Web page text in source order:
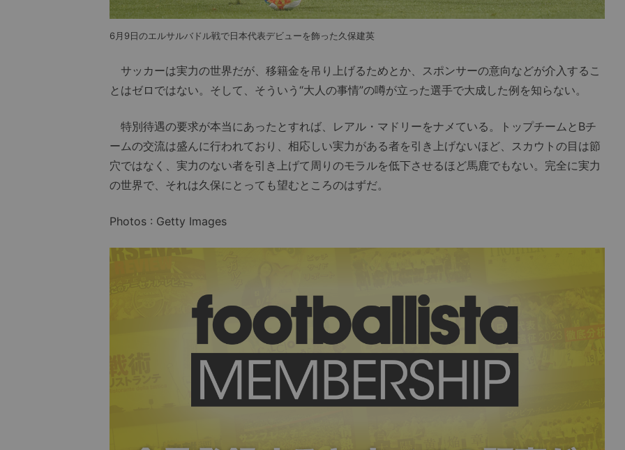
6月9日のエルサルバドル戦で日本代表デビューを飾った久保建英
サッカーは実力の世界だが、移籍金を吊り上げるためとか、スポンサーの意向などが介入するこ
とはゼロではない。そして、そういう“大人の事情”の噂が立った選手で大成した例を知らない。
特別待遇の要求が本当にあったとすれば、レアル・マドリーをナメている。トップチームとBチ
ームの交流は盛んに行われており、相応しい実力がある者を引き上げないほど、スカウトの目は節
穴ではなく、実力のない者を引き上げて周りのモラルを低下させるほど馬鹿でもない。完全に実力
の世界で、それは久保にとっても望むところのはずだ。
Photos : Getty Images